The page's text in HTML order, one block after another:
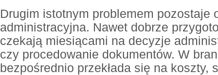
Drugim istotnym problemem pozostaje
administracyjna. Nawet dobrze
czekają miesiącami na decyzje
czy procedowanie dokumentów. W
bezpośrednio przekłada się na koszty,